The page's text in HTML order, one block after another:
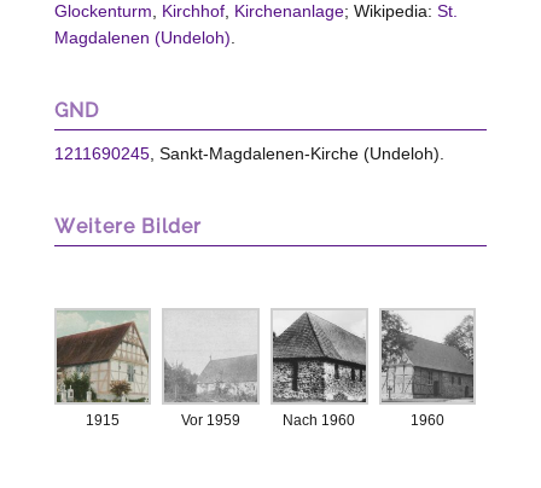
Glockenturm
Kirchhof, Kirchenanlage; Wikipedia: St.
Magdalenen (Undeloh)
GND
1211690245, Sankt-Magdalenen-Kirche (Undeloh).
Weitere Bilder
1915 Vor 1959 Nach 1960 1960